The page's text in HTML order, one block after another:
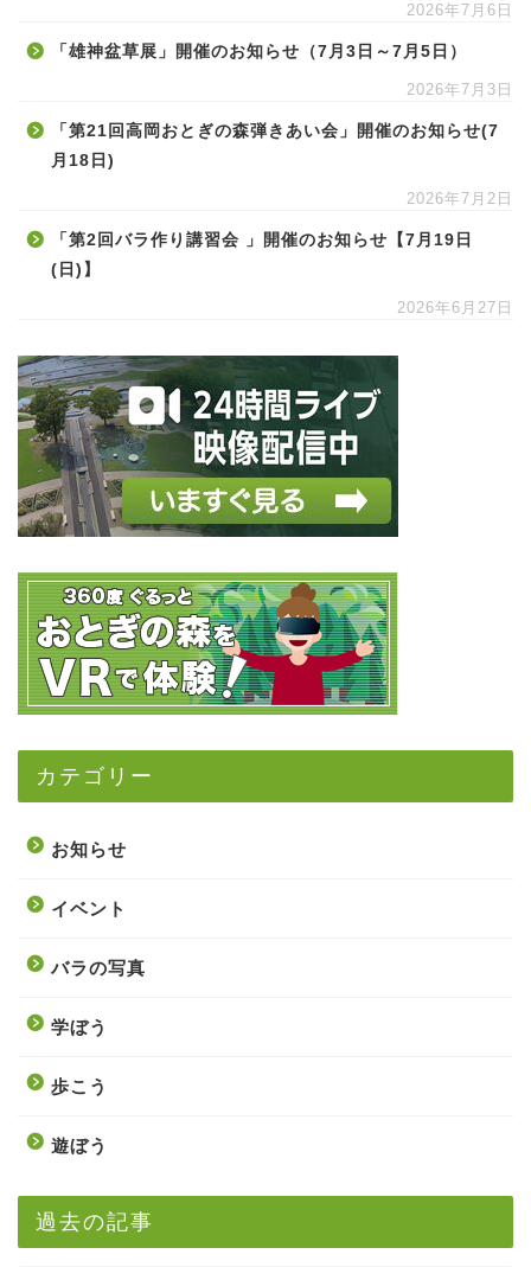
2026年7月6日
「雄神盆草展」開催のお知らせ（7月3日～7月5日）
2026年7月3日
「第21回高岡おとぎの森弾きあい会」開催のお知らせ(7
月18日)
2026年7月2日
「第2回バラ作り講習会 」開催のお知らせ【7月19日
(日)】
2026年6月27日
カテゴリー
お知らせ
イベント
バラの写真
学ぼう
歩こう
遊ぼう
過去の記事